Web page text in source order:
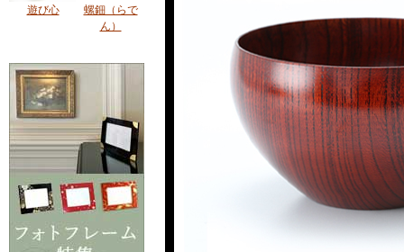
遊び心
螺鈿（らで
ん）